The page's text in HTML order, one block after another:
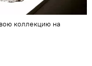
коллекцию на